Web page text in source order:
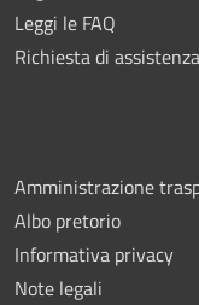
Leggi le FAQ
Richiesta di assistenza
Amministrazione
Albo pretorio
Informativa privacy
Note legali